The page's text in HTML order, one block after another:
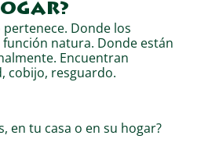
pertenece. Donde los
natura. Donde están
Encuentran
cobijo, resguardo.
en tu casa o en su hogar?